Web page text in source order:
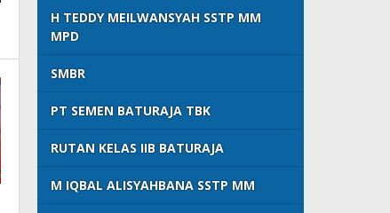
H TEDDY MEILWANSYAH SSTP MM
MPD
SMBR
PT SEMEN BATURAJA TBK
RUTAN KELAS IIB BATURAJA
M IQBAL ALISYAHBANA SSTP MM